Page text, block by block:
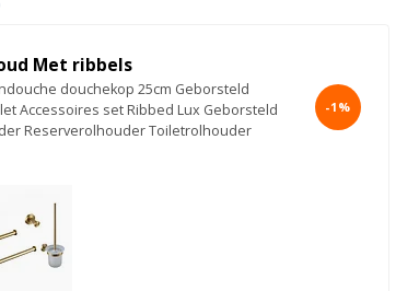
Met ribbels
douchekop 25cm Geborsteld
Accessoires set Ribbed Lux Geborsteld
Reserverolhouder Toiletrolhouder
-1%